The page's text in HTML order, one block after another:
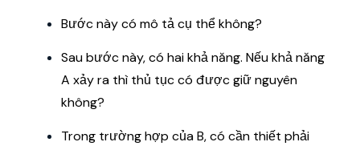
Bước này có mô tả cụ thể không?
Sau bước này, có hai khả năng. Nếu khả năng
A xảy ra thì thủ tục có được giữ nguyên
không?
Trong trường hợp của B, có cần thiết phải